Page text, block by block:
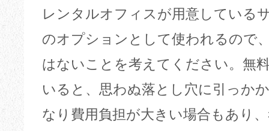
レンタルオフィスが用意している
のオプションとして使われるので
はないことを考えてください。無
いると、思わぬ落とし穴に引っか
なり費用負担が大きい場合もあり